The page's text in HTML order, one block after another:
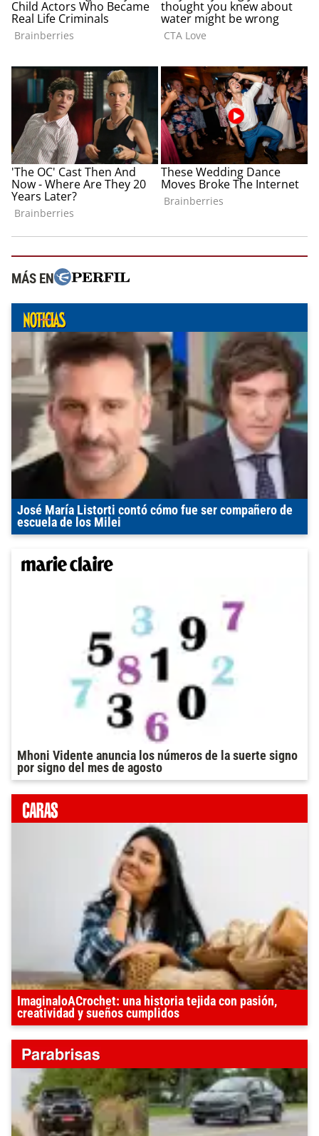
MÁS EN
José María Listorti contó cómo fue ser compañero de
escuela de los Milei
Mhoni Vidente anuncia los números de la suerte signo
por signo del mes de agosto
ImaginaloACrochet: una historia tejida con pasión,
creatividad y sueños cumplidos